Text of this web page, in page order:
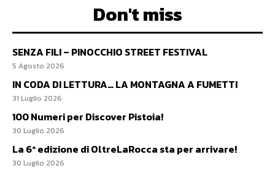
Don't miss
SENZA FILI – PINOCCHIO STREET FESTIVAL
5 Agosto 2026
IN CODA DI LETTURA… LA MONTAGNA A FUMETTI
31 Luglio 2026
100 Numeri per Discover Pistoia!
30 Luglio 2026
La 6ª edizione di OltreLaRocca sta per arrivare!
30 Luglio 2026